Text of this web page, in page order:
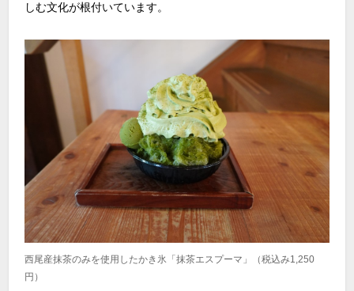
しむ文化が根付いています。
西尾産抹茶のみを使用したかき氷「抹茶エスプーマ」（税込み1,250
円）